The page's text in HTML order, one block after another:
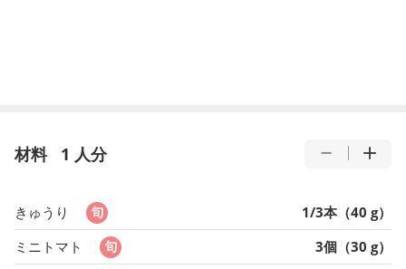
材料 1 人分
きゅうり
1/3本（40 g）
ミニトマト
3個（30 g）